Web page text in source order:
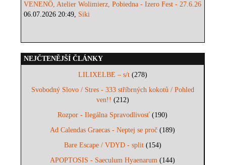
VENENÖ, Atelier Wolimierz, Pobiedna - Izero Fest - 27.6.26
06.07.2026 20:49, Siki
NEJČTENĚJŠÍ ČLÁNKY
LILIXELBE – s/t(278)
Svobodný Slovo / Stres - 333 stříbrných kokotů / Pohled
ven!! (212)
Rozpor - Ilegálna Spravodlivosť (190)
Ad Calendas Graecas - Neptej se proč (189)
Bare Escape / VDYD - split(154)
APOPTOSIS - Saeculum Hyaenarum (144)